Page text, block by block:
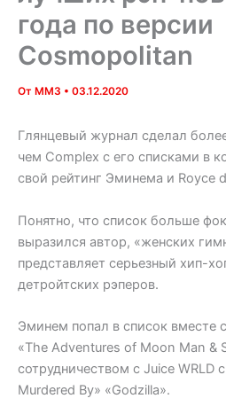
года по версии
Cosmopolitan
От MM3 • 03.12.2020
Глянцевый журнал сделал
чем Complex с его списками в
свой рейтинг Эминема и Royce
Понятно, что список больше
выразился автор, «женских
представляет серьезный хип-
детройтских рэперов.
Эминем попал в список вместе
«The Adventures of Moon Man &
сотрудничеством с Juice WRLD
Murdered By» «Godzilla».